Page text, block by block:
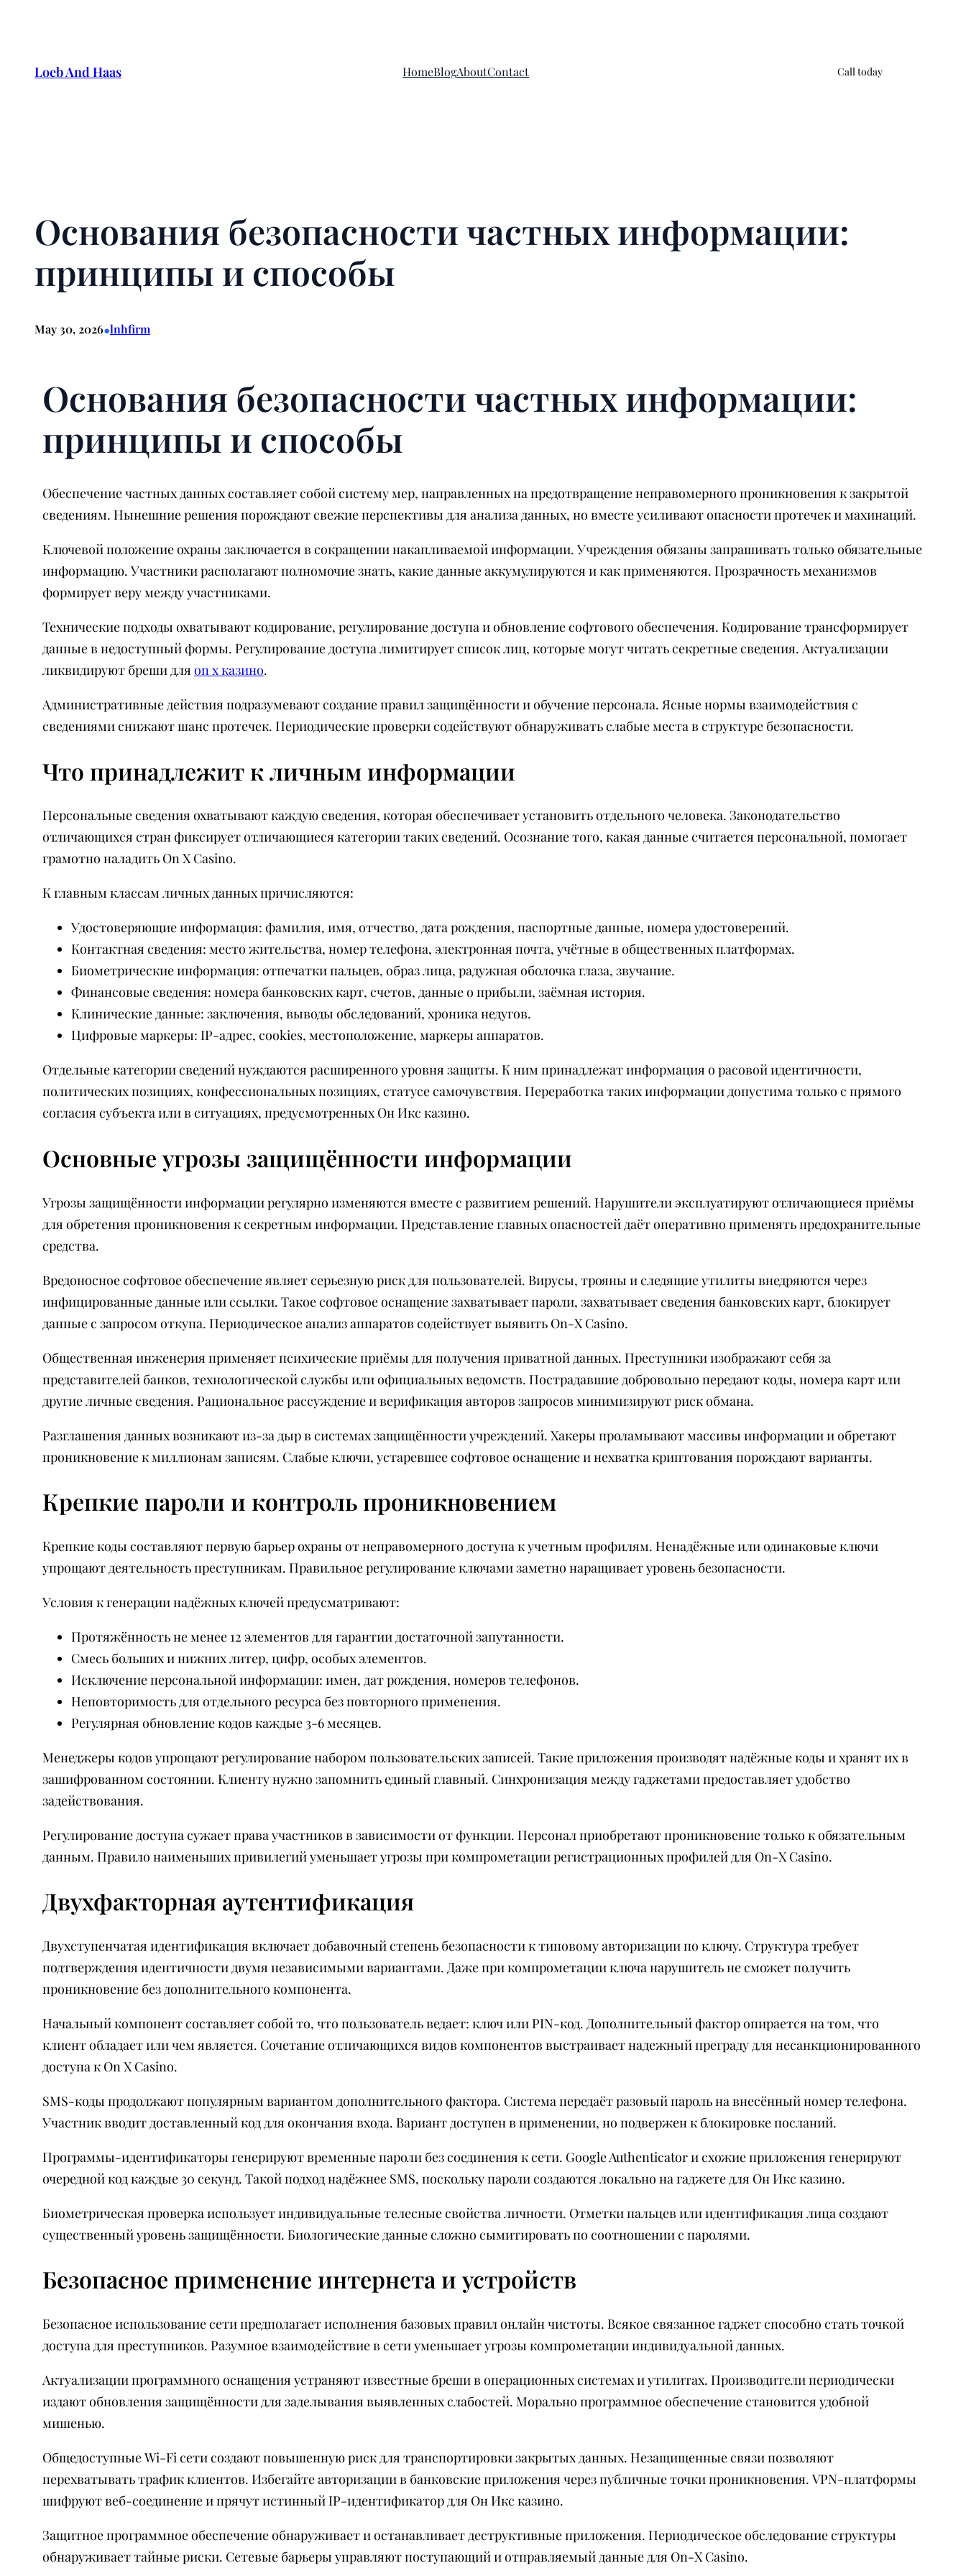
Loeb And Haas HomeBlogAboutContact Call today
Основания безопасности частных информации:
принципы и способы
May 30, 2026•lnhfirm
Основания безопасности частных информации:
принципы и способы
Обеспечение частных данных составляет собой систему мер, направленных на предотвращение неправомерного проникновения к закрытой
сведениям. Нынешние решения порождают свежие перспективы для анализа данных, но вместе усиливают опасности протечек и махинаций.
Ключевой положение охраны заключается в сокращении накапливаемой информации. Учреждения обязаны запрашивать только обязательные
информацию. Участники располагают полномочие знать, какие данные аккумулируются и как применяются. Прозрачность механизмов
формирует веру между участниками.
Технические подходы охватывают кодирование, регулирование доступа и обновление софтового обеспечения. Кодирование трансформирует
данные в недоступный формы. Регулирование доступа лимитирует список лиц, которые могут читать секретные сведения. Актуализации
ликвидируют бреши для on x казино.
Административные действия подразумевают создание правил защищённости и обучение персонала. Ясные нормы взаимодействия с
сведениями снижают шанс протечек. Периодические проверки содействуют обнаруживать слабые места в структуре безопасности.
Что принадлежит к личным информации
Персональные сведения охватывают каждую сведения, которая обеспечивает установить отдельного человека. Законодательство
отличающихся стран фиксирует отличающиеся категории таких сведений. Осознание того, какая данные считается персональной, помогает
грамотно наладить On X Casino.
К главным классам личных данных причисляются:
Удостоверяющие информация: фамилия, имя, отчество, дата рождения, паспортные данные, номера удостоверений.
Контактная сведения: место жительства, номер телефона, электронная почта, учётные в общественных платформах.
Биометрические информация: отпечатки пальцев, образ лица, радужная оболочка глаза, звучание.
Финансовые сведения: номера банковских карт, счетов, данные о прибыли, заёмная история.
Клинические данные: заключения, выводы обследований, хроника недугов.
Цифровые маркеры: IP-адрес, cookies, местоположение, маркеры аппаратов.
Отдельные категории сведений нуждаются расширенного уровня защиты. К ним принадлежат информация о расовой идентичности,
политических позициях, конфессиональных позициях, статусе самочувствия. Переработка таких информации допустима только с прямого
согласия субъекта или в ситуациях, предусмотренных Он Икс казино.
Основные угрозы защищённости информации
Угрозы защищённости информации регулярно изменяются вместе с развитием решений. Нарушители эксплуатируют отличающиеся приёмы
для обретения проникновения к секретным информации. Представление главных опасностей даёт оперативно применять предохранительные
средства.
Вредоносное софтовое обеспечение являет серьезную риск для пользователей. Вирусы, трояны и следящие утилиты внедряются через
инфицированные данные или ссылки. Такое софтовое оснащение захватывает пароли, захватывает сведения банковских карт, блокирует
данные с запросом откупа. Периодическое анализ аппаратов содействует выявить On-X Casino.
Общественная инженерия применяет психические приёмы для получения приватной данных. Преступники изображают себя за
представителей банков, технологической службы или официальных ведомств. Пострадавшие добровольно передают коды, номера карт или
другие личные сведения. Рациональное рассуждение и верификация авторов запросов минимизируют риск обмана.
Разглашения данных возникают из-за дыр в системах защищённости учреждений. Хакеры проламывают массивы информации и обретают
проникновение к миллионам записям. Слабые ключи, устаревшее софтовое оснащение и нехватка криптования порождают варианты.
Крепкие пароли и контроль проникновением
Крепкие коды составляют первую барьер охраны от неправомерного доступа к учетным профилям. Ненадёжные или одинаковые ключи
упрощают деятельность преступникам. Правильное регулирование ключами заметно наращивает уровень безопасности.
Условия к генерации надёжных ключей предусматривают:
Протяжённость не менее 12 элементов для гарантии достаточной запутанности.
Смесь больших и нижних литер, цифр, особых элементов.
Исключение персональной информации: имен, дат рождения, номеров телефонов.
Неповторимость для отдельного ресурса без повторного применения.
Регулярная обновление кодов каждые 3-6 месяцев.
Менеджеры кодов упрощают регулирование набором пользовательских записей. Такие приложения производят надёжные коды и хранят их в
зашифрованном состоянии. Клиенту нужно запомнить единый главный. Синхронизация между гаджетами предоставляет удобство
задействования.
Регулирование доступа сужает права участников в зависимости от функции. Персонал приобретают проникновение только к обязательным
данным. Правило наименьших привилегий уменьшает угрозы при компрометации регистрационных профилей для On-X Casino.
Двухфакторная аутентификация
Двухступенчатая идентификация включает добавочный степень безопасности к типовому авторизации по ключу. Структура требует
подтверждения идентичности двумя независимыми вариантами. Даже при компрометации ключа нарушитель не сможет получить
проникновение без дополнительного компонента.
Начальный компонент составляет собой то, что пользователь ведает: ключ или PIN-код. Дополнительный фактор опирается на том, что
клиент обладает или чем является. Сочетание отличающихся видов компонентов выстраивает надежный преграду для несанкционированного
доступа к On X Casino.
SMS-коды продолжают популярным вариантом дополнительного фактора. Система передаёт разовый пароль на внесённый номер телефона.
Участник вводит доставленный код для окончания входа. Вариант доступен в применении, но подвержен к блокировке посланий.
Программы-идентификаторы генерируют временные пароли без соединения к сети. Google Authenticator и схожие приложения генерируют
очередной код каждые 30 секунд. Такой подход надёжнее SMS, поскольку пароли создаются локально на гаджете для Он Икс казино.
Биометрическая проверка использует индивидуальные телесные свойства личности. Отметки пальцев или идентификация лица создают
существенный уровень защищённости. Биологические данные сложно сымитировать по соотношении с паролями.
Безопасное применение интернета и устройств
Безопасное использование сети предполагает исполнения базовых правил онлайн чистоты. Всякое связанное гаджет способно стать точкой
доступа для преступников. Разумное взаимодействие в сети уменьшает угрозы компрометации индивидуальной данных.
Актуализации программного оснащения устраняют известные бреши в операционных системах и утилитах. Производители периодически
издают обновления защищённости для заделывания выявленных слабостей. Морально программное обеспечение становится удобной
мишенью.
Общедоступные Wi-Fi сети создают повышенную риск для транспортировки закрытых данных. Незащищенные связи позволяют
перехватывать трафик клиентов. Избегайте авторизации в банковские приложения через публичные точки проникновения. VPN-платформы
шифруют веб-соединение и прячут истинный IP-идентификатор для Он Икс казино.
Защитное программное обеспечение обнаруживает и останавливает деструктивные приложения. Периодическое обследование структуры
обнаруживает тайные риски. Сетевые барьеры управляют поступающий и отправляемый данные для On-X Casino.